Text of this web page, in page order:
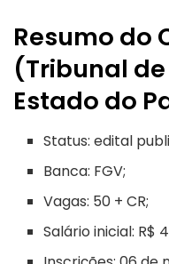
Resumo do
(Tribunal
Estado do
Status: edital
Banca: FGV;
Vagas: 50 + CR;
Salário inicial: R$